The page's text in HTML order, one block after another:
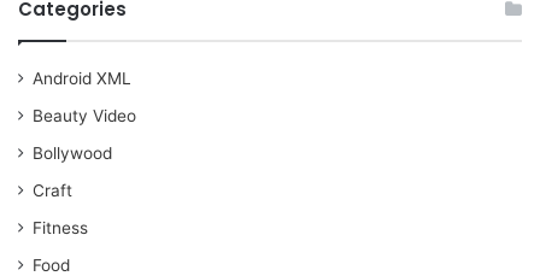
Categories
Android XML
Beauty Video
Bollywood
Craft
Fitness
Food